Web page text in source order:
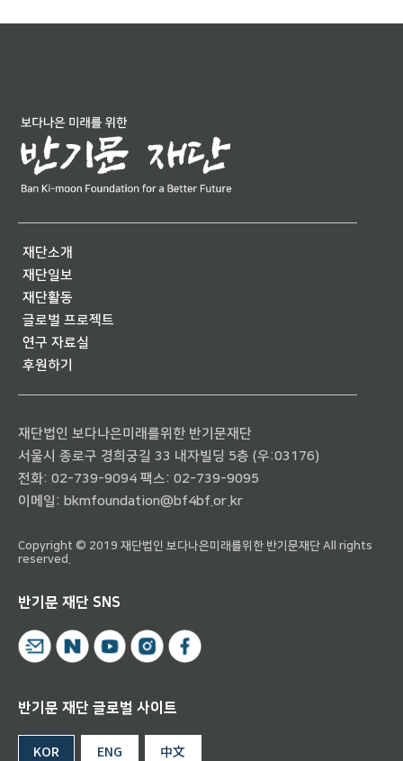
재단소개
재단일보
재단활동
글로벌 프로젝트
연구 자료실
후원하기
재단법인 보다나은미래를위한 반기문재단
서울시 종로구 경희궁길 33 내자빌딩 5층 (우:03176)
전화: 02-739-9094 팩스: 02-739-9095
이메일: bkmfoundation@bf4bf.or.kr
Copyright © 2019 재단법인 보다나은미래를위한 반기문재단 All rights
reserved.
반기문 재단 SNS
반기문 재단 글로벌 사이트
KOR ENG 中文